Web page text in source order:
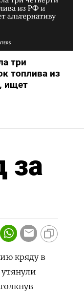
три
топлива из
ищет
за
кряду в